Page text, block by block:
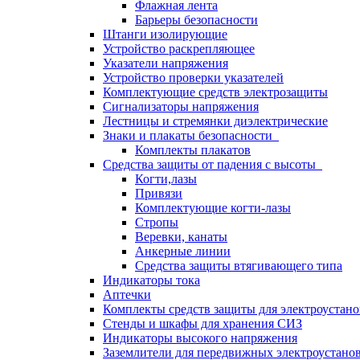
Флажная лента
Барьеры безопасности
Штанги изолирующие
Устройство раскрепляющее
Указатели напряжения
Устройство проверки указателей
Комплектующие средств электрозащиты
Сигнализаторы напряжения
Лестницы и стремянки диэлектрические
Знаки и плакаты безопасности
Комплекты плакатов
Средства защиты от падения с высоты
Когти,лазы
Привязи
Комплектующие когти-лазы
Стропы
Веревки, канаты
Анкерные линии
Средства защиты втягивающего типа
Индикаторы тока
Аптечки
Комплекты средств защиты для
Стенды и шкафы для хранения СИЗ
Индикаторы высокого напряжения
Заземлители для передвижных